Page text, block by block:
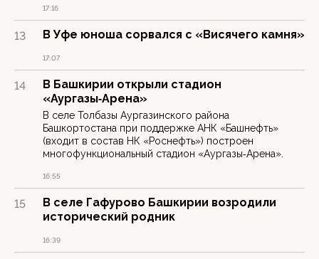
17:16
13 В Уфе юноша сорвался с «Висячего камня»
17:07
14
В Башкирии открыли стадион
«Аургазы‑Арена»
В селе Толбазы Аургазинского района
Башкортостана при поддержке АНК «Башнефть»
(входит в состав НК «Роснефть») построен
многофункциональный стадион «Аургазы‑Арена».
16:55
15
В селе Гафурово Башкирии возродили
исторический родник
16:39